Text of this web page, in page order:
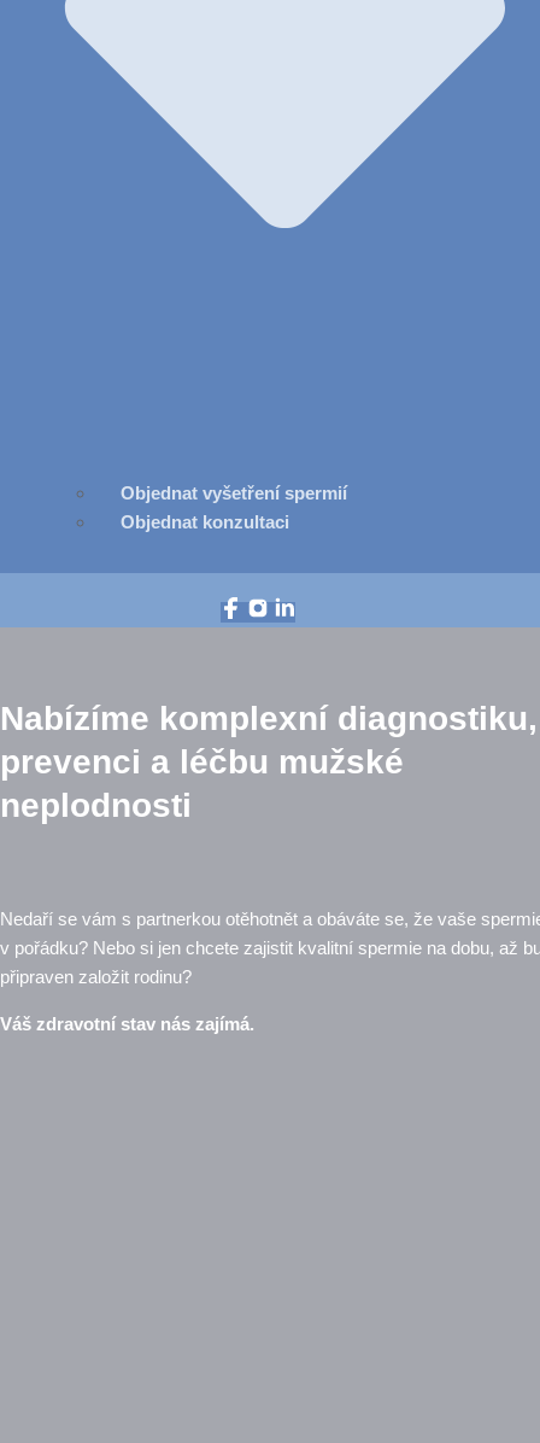
Objednat vyšetření spermií
Objednat konzultaci
Nabízíme komplexní diagnostiku,
prevenci a léčbu mužské
neplodnosti
Nedaří se vám s partnerkou otěhotnět a obáváte se, že vaše
v pořádku? Nebo si jen chcete zajistit kvalitní spermie na dobu, až
připraven založit rodinu?
Váš zdravotní stav nás zajímá.